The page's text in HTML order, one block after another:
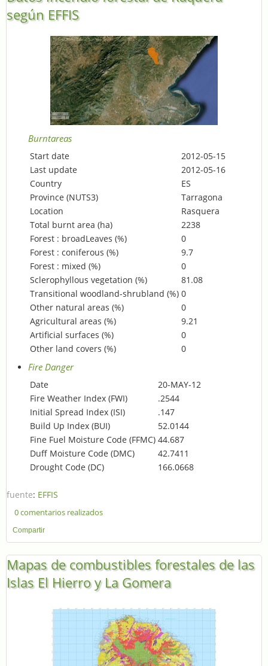
según EFFIS
Burntareas
Start date
2012-05-15
Last update
2012-05-16
Country
ES
Province (NUTS3)
Tarragona
Location
Rasquera
Total burnt area (ha)
2238
Forest : broadLeaves (%)
0
Forest : coniferous (%)
9.7
Forest : mixed (%)
0
Sclerophyllous vegetation (%)
81.08
Transitional woodland-shrubland (%) 0
Other natural areas (%)
0
Agricultural areas (%)
9.21
Artificial surfaces (%)
0
Other land covers (%)
0
Fire Danger
Date
20-MAY-12
Fire Weather Index (FWI)
.2544
Initial Spread Index (ISI)
.147
Build Up Index (BUI)
52.0144
Fine Fuel Moisture Code (FFMC) 44.687
Duff Moisture Code (DMC)
42.7411
Drought Code (DC)
166.0668
fuente: EFFIS
0 comentarios realizados
Compartir
Mapas de combustibles forestales de las
Islas El Hierro y La Gomera